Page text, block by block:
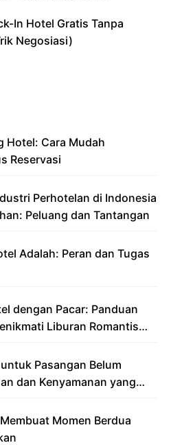
In Hotel Gratis Tanpa
Negosiasi)
Hotel: Cara Mudah
Reservasi
Perhotelan di Indonesia
Peluang dan Tantangan
Adalah: Peran dan Tugas
dengan Pacar: Panduan
Liburan Romantis
Pasangan Belum
dan Kenyamanan yang
Momen Berdua